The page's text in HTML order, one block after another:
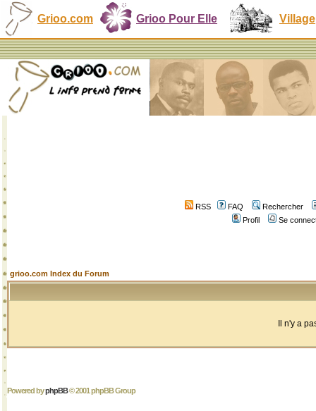
Grioo.com Grioo Pour Elle Village
RSS FAQ
Rechercher
Profil
Se
grioo.com Index du Forum
Il n'y a
Powered byphpBB© 2001 phpBB Group